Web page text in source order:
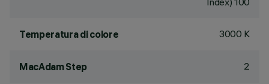
Temperatura di colore 3000 K
MacAdam Step 2